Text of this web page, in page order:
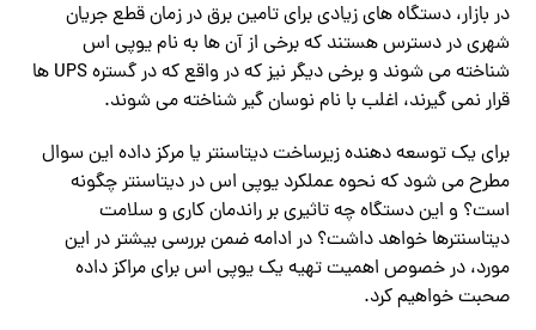
در بازار، دستگاه های زیادی برای تامین برق در زمان قطع جریان
شهری در دسترس هستند که برخی از آن ها به نام یوپی اس
شناخته می شوند و برخی دیگر نیز که در واقع که در گستره UPS ها
قرار نمی گیرند، اغلب با نام نوسان گیر شناخته می شوند.
برای یک توسعه دهنده زیرساخت دیتاسنتر یا مرکز داده این سوال
مطرح می شود که نحوه عملکرد یوپی اس در دیتاسنتر چگونه
است؟ و این دستگاه چه تاثیری بر راندمان کاری و سلامت
دیتاسنترها خواهد داشت؟ در ادامه ضمن بررسی بیشتر در این
مورد، در خصوص اهمیت تهیه یک یوپی اس برای مراکز داده
صحبت خواهیم کرد.